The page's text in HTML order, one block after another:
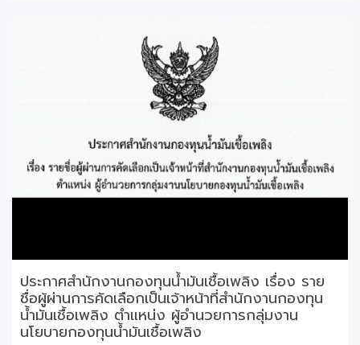
ประกาศสำนักงานกองทุนน้ำมันเชื้อเพลิง เรื่อง ราย
ชื่อผู้ผ่านการคัดเลือกเป็นเจ้าหน้าที่สำนักงานกองทุน
น้ำมันเชื้อเพลิง ตำแหน่ง ผู้อำนวยการกลุ่มงาน
นโยบายกองทุนน้ำมันเชื้อเพลิง